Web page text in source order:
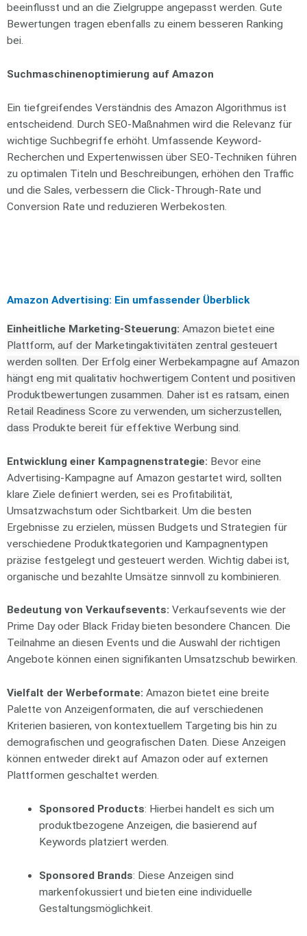
beeinflusst und an die Zielgruppe angepasst werden. Gute
Bewertungen tragen ebenfalls zu einem besseren Ranking
bei.
Suchmaschinenoptimierung auf Amazon
Ein tiefgreifendes Verständnis des Amazon Algorithmus ist
entscheidend. Durch SEO-Maßnahmen wird die Relevanz für
wichtige Suchbegriffe erhöht. Umfassende Keyword-
Recherchen und Expertenwissen über SEO-Techniken führen
zu optimalen Titeln und Beschreibungen, erhöhen den Traffic
und die Sales, verbessern die Click-Through-Rate und
Conversion Rate und reduzieren Werbekosten.
Amazon Advertising: Ein umfassender Überblick
Einheitliche Marketing-Steuerung: Amazon bietet eine
Plattform, auf der Marketingaktivitäten zentral gesteuert
werden sollten. Der Erfolg einer Werbekampagne auf Amazon
hängt eng mit qualitativ hochwertigem Content und positiven
Produktbewertungen zusammen. Daher ist es ratsam, einen
Retail Readiness Score zu verwenden, um sicherzustellen,
dass Produkte bereit für effektive Werbung sind.
Entwicklung einer Kampagnenstrategie: Bevor eine
Advertising-Kampagne auf Amazon gestartet wird, sollten
klare Ziele definiert werden, sei es Profitabilität,
Umsatzwachstum oder Sichtbarkeit. Um die besten
Ergebnisse zu erzielen, müssen Budgets und Strategien für
verschiedene Produktkategorien und Kampagnentypen
präzise festgelegt und gesteuert werden. Wichtig dabei ist,
organische und bezahlte Umsätze sinnvoll zu kombinieren.
Bedeutung von Verkaufsevents: Verkaufsevents wie der
Prime Day oder Black Friday bieten besondere Chancen. Die
Teilnahme an diesen Events und die Auswahl der richtigen
Angebote können einen signifikanten Umsatzschub bewirken.
Vielfalt der Werbeformate: Amazon bietet eine breite
Palette von Anzeigenformaten, die auf verschiedenen
Kriterien basieren, von kontextuellem Targeting bis hin zu
demografischen und geografischen Daten. Diese Anzeigen
können entweder direkt auf Amazon oder auf externen
Plattformen geschaltet werden.
Sponsored Products: Hierbei handelt es sich um
produktbezogene Anzeigen, die basierend auf
Keywords platziert werden.
Sponsored Brands: Diese Anzeigen sind
markenfokussiert und bieten eine individuelle
Gestaltungsmöglichkeit.